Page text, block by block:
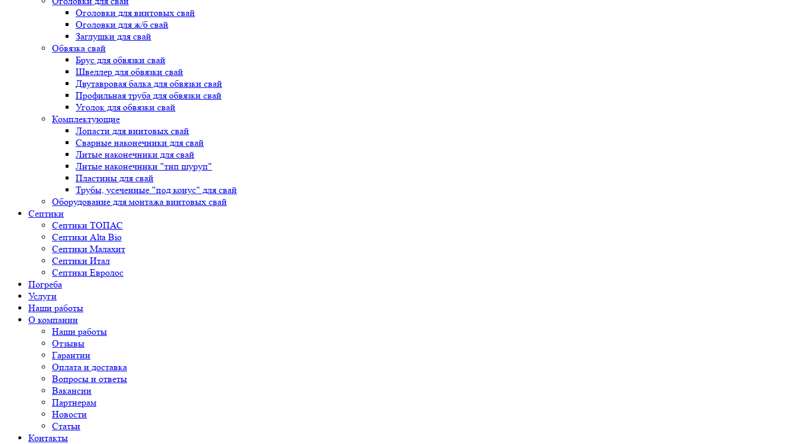
Оголовки для винтовых свай
Оголовки для ж/б свай
Заглушки для свай
Обвязка свай
Брус для обвязки свай
Швеллер для обвязки свай
Двутавровая балка для обвязки свай
Профильная труба для обвязки свай
Уголок для обвязки свай
Комплектующие
Лопасти для винтовых свай
Сварные наконечники для свай
Литые наконечники для свай
Литые наконечники "тип шуруп"
Пластины для свай
Трубы, усеченные "под конус" для свай
Оборудование для монтажа винтовых свай
Септики
Септики ТОПАС
Септики Alta Bio
Септики Малахит
Септики Итал
Септики Евролос
Погреба
Услуги
Наши работы
О компании
Наши работы
Отзывы
Гарантии
Оплата и доставка
Вопросы и ответы
Вакансии
Партнерам
Новости
Статьи
Контакты